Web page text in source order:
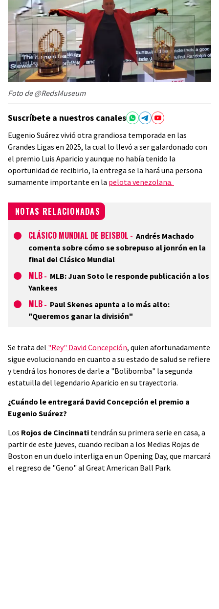
Foto de @RedsMuseum
Suscríbete a nuestros canales
Eugenio Suárez vivió otra grandiosa temporada en las
Grandes Ligas en 2025, la cual lo llevó a ser galardonado con
el premio Luis Aparicio y aunque no había tenido la
oportunidad de recibirlo, la entrega se la hará una persona
sumamente importante en la pelota venezolana.
NOTAS RELACIONADAS
CLÁSICO MUNDIAL DE BEISBOL - Andrés Machado
comenta sobre cómo se sobrepuso al jonrón en la
final del Clásico Mundial
MLB - MLB: Juan Soto le responde publicación a los
Yankees
MLB - Paul Skenes apunta a lo más alto:
"Queremos ganar la división"
Se trata del "Rey" David Concepción, quien afortunadamente
sigue evolucionando en cuanto a su estado de salud se refiere
y tendrá los honores de darle a "Bolibomba" la segunda
estatuilla del legendario Aparicio en su trayectoria.
¿Cuándo le entregará David Concepción el premio a
Eugenio Suárez?
Los Rojos de Cincinnati tendrán su primera serie en casa, a
partir de este jueves, cuando reciban a los Medias Rojas de
Boston en un duelo interliga en un Opening Day, que marcará
el regreso de "Geno" al Great American Ball Park.